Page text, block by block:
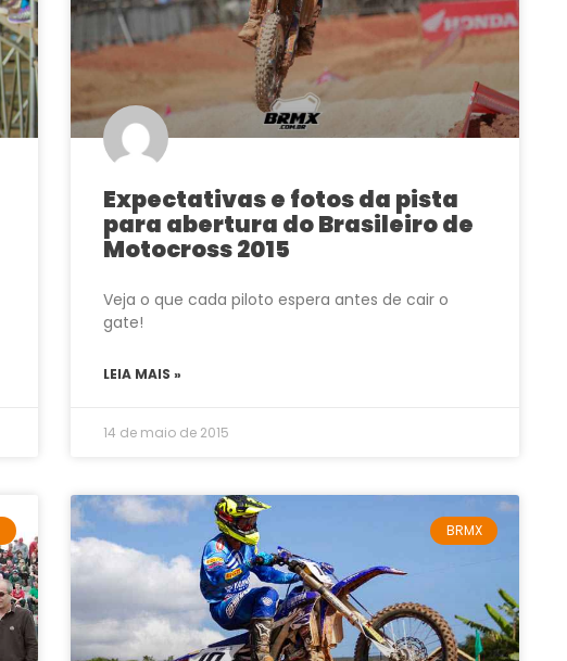
Expectativas e fotos da pista
para abertura do Brasileiro de
Motocross 2015
Veja o que cada piloto espera antes de cair o
gate!
LEIA MAIS »
14 de maio de 2015
BRMX